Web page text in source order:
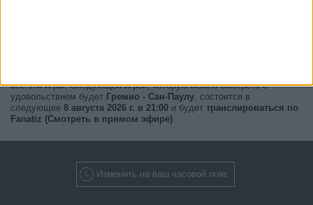
все эти игры. Следующей игрой, которую можно смотреть с
удовольствием будет Гремио - Сан-Паулу, состоится в
следующее 8 августа 2026 г. в 21:00 и будет транслироваться по
Fanatiz (Смотреть в прямом эфире).
Изменить на ваш часовой пояс